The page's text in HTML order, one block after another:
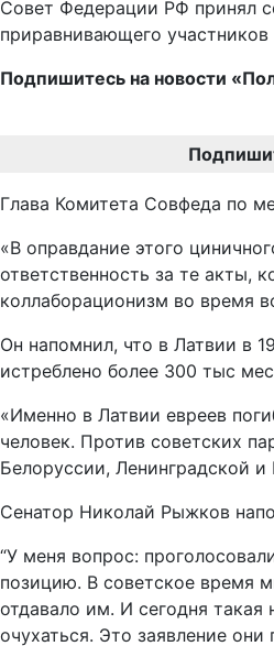
Совет Федерации РФ принял
приравнивающего
Подпишитесь на новости
Глава Комитета Совфеда по
«В оправдание этого
ответственность за те акты,
коллаборационизм во время
Он напомнил, что в Латвии в
истреблено более 300 тыс
«Именно в Латвии евреев
человек. Против советских
Белоруссии, Ленинградской и
Сенатор Николай Рыжков
“У меня вопрос:
позицию. В советское время
отдавало им. И сегодня такая
очухаться. Это заявление